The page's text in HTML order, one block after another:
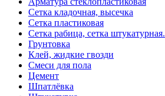
Сетка кладочная, высечка
Сетка пластиковая
Сетка рабица, сетка штукатурная.
Грунтовка
Клей, жидкие гвозди
Смеси для пола
Цемент
Шпатлёвка